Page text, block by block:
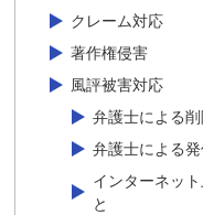
クレーム対応
著作権侵害
風評被害対応
弁護士による
弁護士による
インターネッ
と